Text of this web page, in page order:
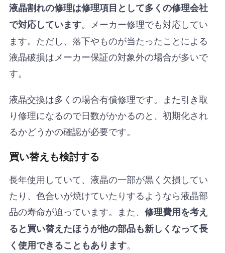
液晶割れの修理は修理項目として多くの修理会社
で対応しています。メーカー修理でも対応してい
ます。ただし、落下やものが当たったことによる
液晶破損はメーカー保証の対象外の場合が多いで
す。
液晶交換は多くの場合有償修理です。また引き取
り修理になるので日数がかかるのと、初期化され
るかどうかの確認が必要です。
買い替えも検討する
長年使用していて、液晶の一部が黒く欠損してい
たり、色合いが焼けていたりするようなら液晶部
品の寿命が迫っています。また、 修理費用を考え
ると買い替えたほうが他の部品も新しくなって長
く使用できることもあります。